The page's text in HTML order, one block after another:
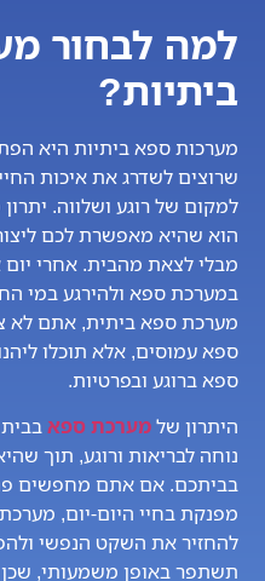
למה לבחור
ביתיות?
מערכות ספא ביתיות היא
שרוצים לשדרג את איכות
למקום של רוגע ושלווה.
הוא שהיא מאפשרת לכם
מבלי לצאת מהבית. אחרי יום
במערכת ספא ולהירגע במי
מערכת ספא ביתית, אתם לא
ספא עמוסים, אלא תוכלו
ספא ברוגע ובפרטיות.
היתרון שלמערכת ספא
נוחה לבריאות ורוגע, תוך
בביתכם. אם אתם מחפשים
מפנקת בחיי היום-יום,
להחזיר את השקט הנפשי
תשתפר באופן משמעותי,